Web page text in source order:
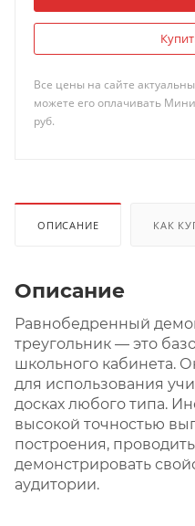
Все цены на сайте
можете его оплачивать
руб.
ОПИСАНИЕ КАК
Описание
Равнобедренный
треугольник — это
школьного кабинета.
для использования
досках любого типа.
высокой точностью
построения,
демонстрировать
аудитории.